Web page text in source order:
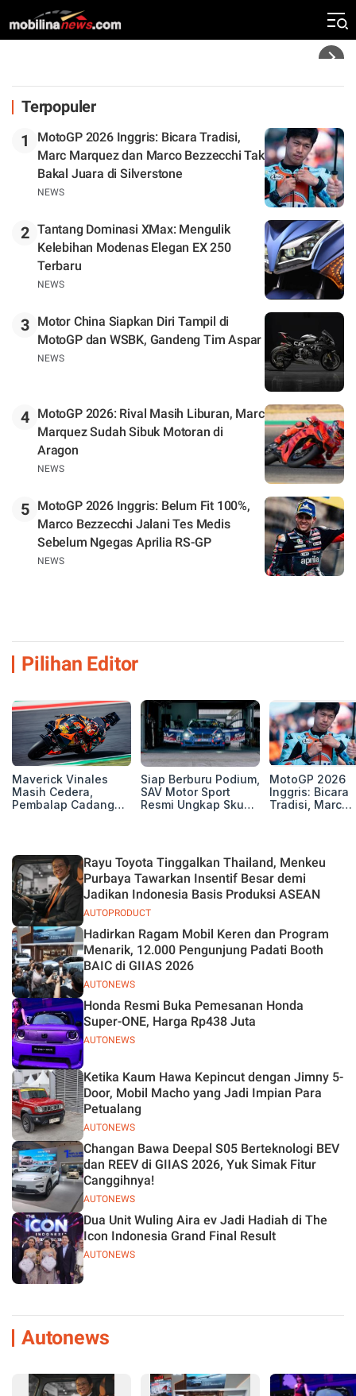
Silverstone. Seri Selanjutnya Belum Jelas
Terpopuler
1
MotoGP 2026 Inggris: Bicara Tradisi,
Marc Marquez dan Marco Bezzecchi Tak
Bakal Juara di Silverstone
NEWS
2 Tantang Dominasi XMax: Mengulik
Kelebihan Modenas Elegan EX 250
Terbaru
NEWS
3
Motor China Siapkan Diri Tampil di
MotoGP dan WSBK, Gandeng Tim Aspar
NEWS
4
MotoGP 2026: Rival Masih Liburan, Marc
Marquez Sudah Sibuk Motoran di
Aragon
NEWS
5
MotoGP 2026 Inggris: Belum Fit 100%,
Marco Bezzecchi Jalani Tes Medis
Sebelum Ngegas Aprilia RS-GP
NEWS
Pilihan Editor
Maverick Vinales
Masih Cedera,
Pembalap Cadangan
Siap Berburu Podium,
SAV Motor Sport
Resmi Ungkap Skuad
MotoGP 2026
Inggris: Bicara
Tradisi, Marc
AUTOPRODUCT
Rayu Toyota Tinggalkan Thailand, Menkeu
Purbaya Tawarkan Insentif Besar demi
Jadikan Indonesia Basis Produksi ASEAN
AUTONEWS
Hadirkan Ragam Mobil Keren dan Program
Menarik, 12.000 Pengunjung Padati Booth
BAIC di GIIAS 2026
AUTONEWS
Honda Resmi Buka Pemesanan Honda
Super-ONE, Harga Rp438 Juta
AUTONEWS
Ketika Kaum Hawa Kepincut dengan Jimny 5-
Door, Mobil Macho yang Jadi Impian Para
Petualang
AUTONEWS
Changan Bawa Deepal S05 Berteknologi BEV
dan REEV di GIIAS 2026, Yuk Simak Fitur
Canggihnya!
AUTONEWS
Dua Unit Wuling Aira ev Jadi Hadiah di The
Icon Indonesia Grand Final Result
Autonews